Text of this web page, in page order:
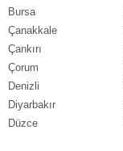
Bursa
Çanakkale
Çankırı
Çorum
Denizli
Diyarbakır
Düzce